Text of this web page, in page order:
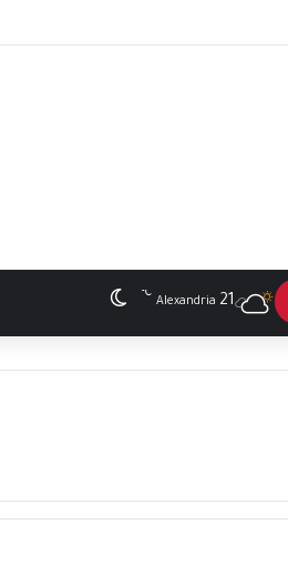
Alexandria 21
℃ الوضع المظلم